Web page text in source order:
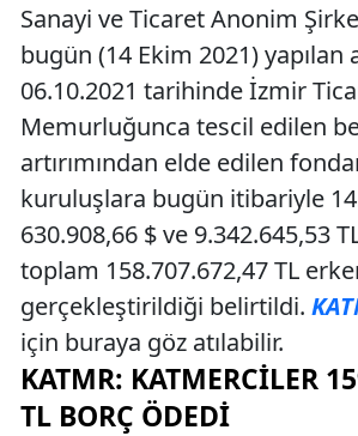
Sanayi ve Ticaret Anonim
bugün (14 Ekim 2021) yapılan
06.10.2021 tarihinde İzmir
Memurluğunca tescil edilen
artırımından elde edilen
kuruluşlara bugün itibariyle
630.908,66 $ ve 9.342.645,53
toplam 158.707.672,47 TL
gerçekleştirildiği belirtildi.
için buraya göz atılabilir.
KATMR: KATMERCILER
TL BORÇ ÖDEDI